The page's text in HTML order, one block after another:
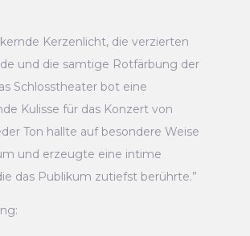
Kerzenlicht, die verzierten
und die samtige Rotfärbung der
Schlosstheater bot eine
Kulisse für das Konzert von
Ton hallte auf besondere Weise
und erzeugte eine intime
das Publikum zutiefst berührte.”